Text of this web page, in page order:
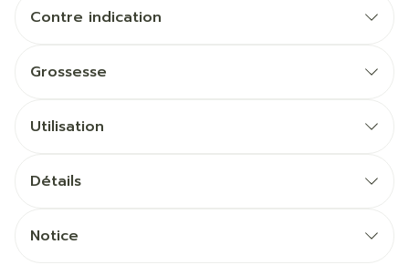
Contre indication
Grossesse
Utilisation
Détails
Notice